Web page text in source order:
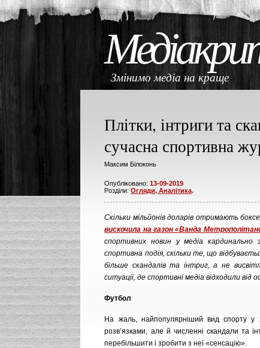
Змінимо медіа на
Плітки, інтриги та
сучасна спортивна
Максим Білоконь
Опубліковано:13-09-2019
Розділи:Огляди, Аналітика.
Скільки мільйонів доларів отримають
вискочила на газон «Ванда
спортивних новин у медіа кардинально
спортивна подія, скільки те, що
більше скандалів та інтриг, а не
ситуації, де спортивні медіа відходили від
Футбол
На жаль, найпопулярніший вид спорту у
розв’язками, але й численні скандали та
перебільшити і зробити з неї «сенсацію».